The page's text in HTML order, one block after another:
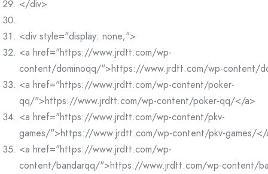
</div>
<div style="display: none;">
<a href="https://www.jrdtt.com/wp-
content/dominoqq/">https://www.jrdtt.com/wp-content/
<a href="https://www.jrdtt.com/wp-content/poker-
qq/">https://www.jrdtt.com/wp-content/poker-qq/</a>
<a href="https://www.jrdtt.com/wp-content/pkv-
games/">https://www.jrdtt.com/wp-content/pkv-games/
<a href="https://www.jrdtt.com/wp-
content/bandarqq/">https://www.jrdtt.com/wp-content/